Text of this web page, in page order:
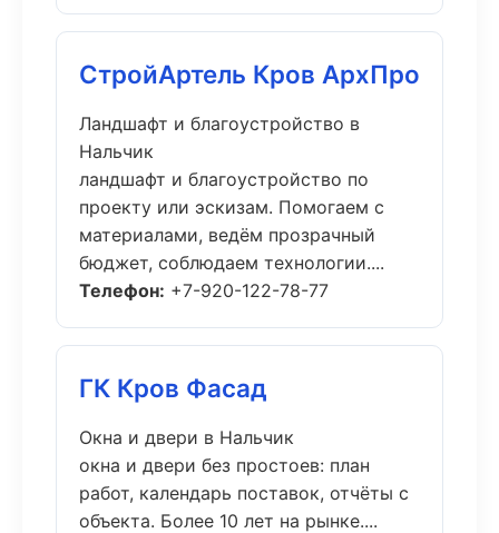
СтройАртель Кров АрхПро
Ландшафт и благоустройство в
Нальчик
ландшафт и благоустройство по
проекту или эскизам. Помогаем с
материалами, ведём прозрачный
бюджет, соблюдаем технологии....
Телефон: +7-920-122-78-77
ГК Кров Фасад
Окна и двери в Нальчик
окна и двери без простоев: план
работ, календарь поставок, отчёты с
объекта. Более 10 лет на рынке....